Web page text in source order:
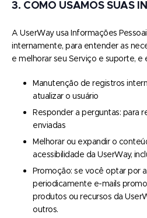
3. COMO USAMOS SUAS
A UserWay usa Informações
internamente, para entender as
e melhorar seu Serviço e suporte, e
Manutenção de registros
atualizar o usuário
Responder a perguntas: para
enviadas
Melhorar ou expandir o
acessibilidade da UserWay,
Promoção: se você optar por
periodicamente e-mails
produtos ou recursos da
outros.